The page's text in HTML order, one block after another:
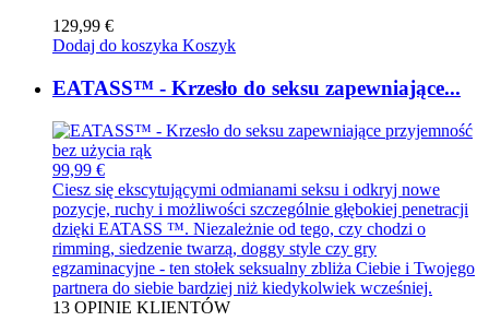
129,99 €
Dodaj do koszyka Koszyk
EATASS™ - Krzesło do seksu zapewniające...
99,99 €
Ciesz się ekscytującymi odmianami seksu i odkryj nowe
pozycje, ruchy i możliwości szczególnie głębokiej penetracji
dzięki EATASS ™. Niezależnie od tego, czy chodzi o
rimming, siedzenie twarzą, doggy style czy gry
egzaminacyjne - ten stołek seksualny zbliża Ciebie i Twojego
partnera do siebie bardziej niż kiedykolwiek wcześniej.
13 OPINIE KLIENTÓW